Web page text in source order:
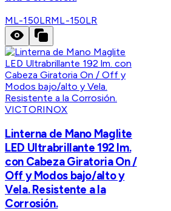
ML-150LRML-150LR
VICTORINOX
Linterna de Mano Maglite
LED Ultrabrillante 192 lm.
con Cabeza Giratoria On /
Off y Modos bajo/alto y
Vela. Resistente a la
Corrosión.